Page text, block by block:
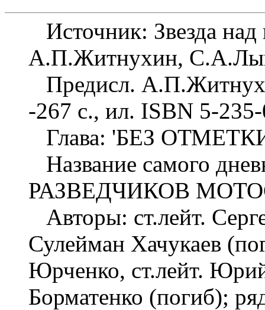
Источник: Звезда
А.П.Житнухин,
Предисл.
-267 с., ил. ISBN 5-
Глава: 'БЕЗ
Название самого
РАЗВЕДЧИКОВ
Авторы: ст.лейт.
Сулейман Хачукаев
Юрченко, ст.лейт.
Борматенко (погиб);